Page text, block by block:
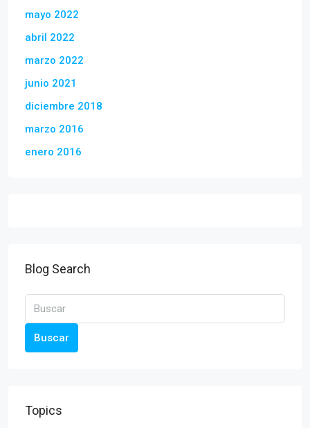
mayo 2022
abril 2022
marzo 2022
junio 2021
diciembre 2018
marzo 2016
enero 2016
Blog Search
Buscar
Topics